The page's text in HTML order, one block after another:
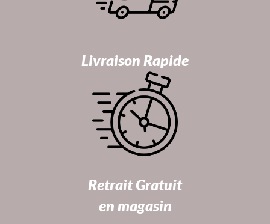
Livraison Rapide
Retrait Gratuit
en magasin